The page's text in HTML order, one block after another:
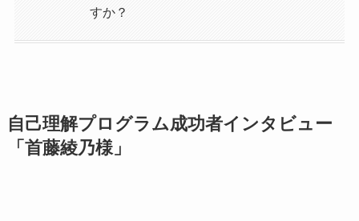
すか？
自己理解プログラム成功者インタビュー
「首藤綾乃様」